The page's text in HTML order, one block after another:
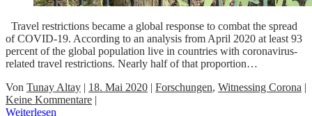
Travel restrictions became a global response to combat the spread
of COVID-19. According to an analysis from April 2020 at least 93
percent of the global population live in countries with coronavirus-
related travel restrictions. Nearly half of that proportion…
Von Tunay Altay | 18. Mai 2020 | Forschungen, Witnessing Corona |
Keine Kommentare |
Weiterlesen